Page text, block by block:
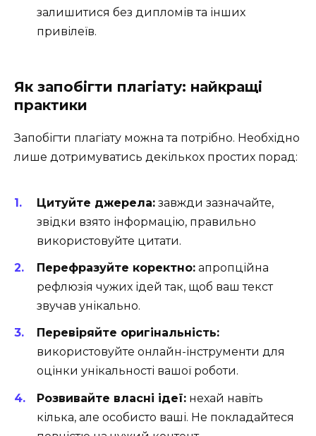
залишитися без дипломів та інших
привілеїв.
Як запобігти плагіату: найкращі
практики
Запобігти плагіату можна та потрібно. Необхідно
лише дотримуватись декількох простих порад:
Цитуйте джерела: завжди зазначайте,
звідки взято інформацію, правильно
використовуйте цитати.
Перефразуйте коректно: апропційна
рефлюзія чужих ідей так, щоб ваш текст
звучав унікально.
Перевіряйте оригінальність:
використовуйте онлайн-інструменти для
оцінки унікальності вашої роботи.
Розвивайте власні ідеї: нехай навіть
кілька, але особисто ваші. Не покладайтеся